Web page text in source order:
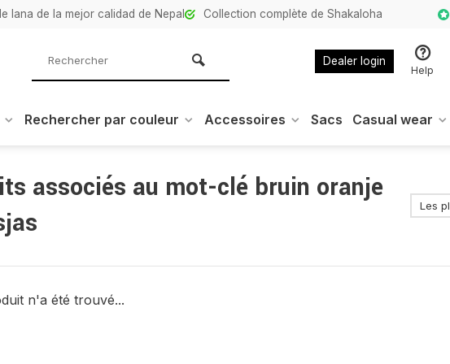
lana de la mejor calidad de Nepal Collection complète de Shakaloha
Dealer login
Help
Rechercher par couleur Accessoires Sacs Casual wear
associés au mot-clé bruin oranje
n'a été trouvé...